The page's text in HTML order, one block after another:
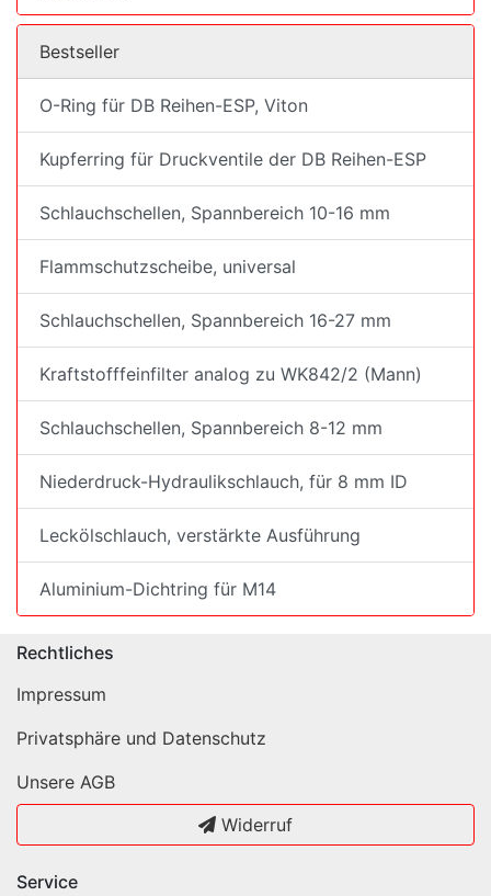
Bestseller
O-Ring für DB Reihen-ESP, Viton
Kupferring für Druckventile der DB Reihen-ESP
Schlauchschellen, Spannbereich 10-16 mm
Flammschutzscheibe, universal
Schlauchschellen, Spannbereich 16-27 mm
Kraftstofffeinfilter analog zu WK842/2 (Mann)
Schlauchschellen, Spannbereich 8-12 mm
Niederdruck-Hydraulikschlauch, für 8 mm ID
Leckölschlauch, verstärkte Ausführung
Aluminium-Dichtring für M14
Rechtliches
Impressum
Privatsphäre und Datenschutz
Unsere AGB
Widerruf
Service